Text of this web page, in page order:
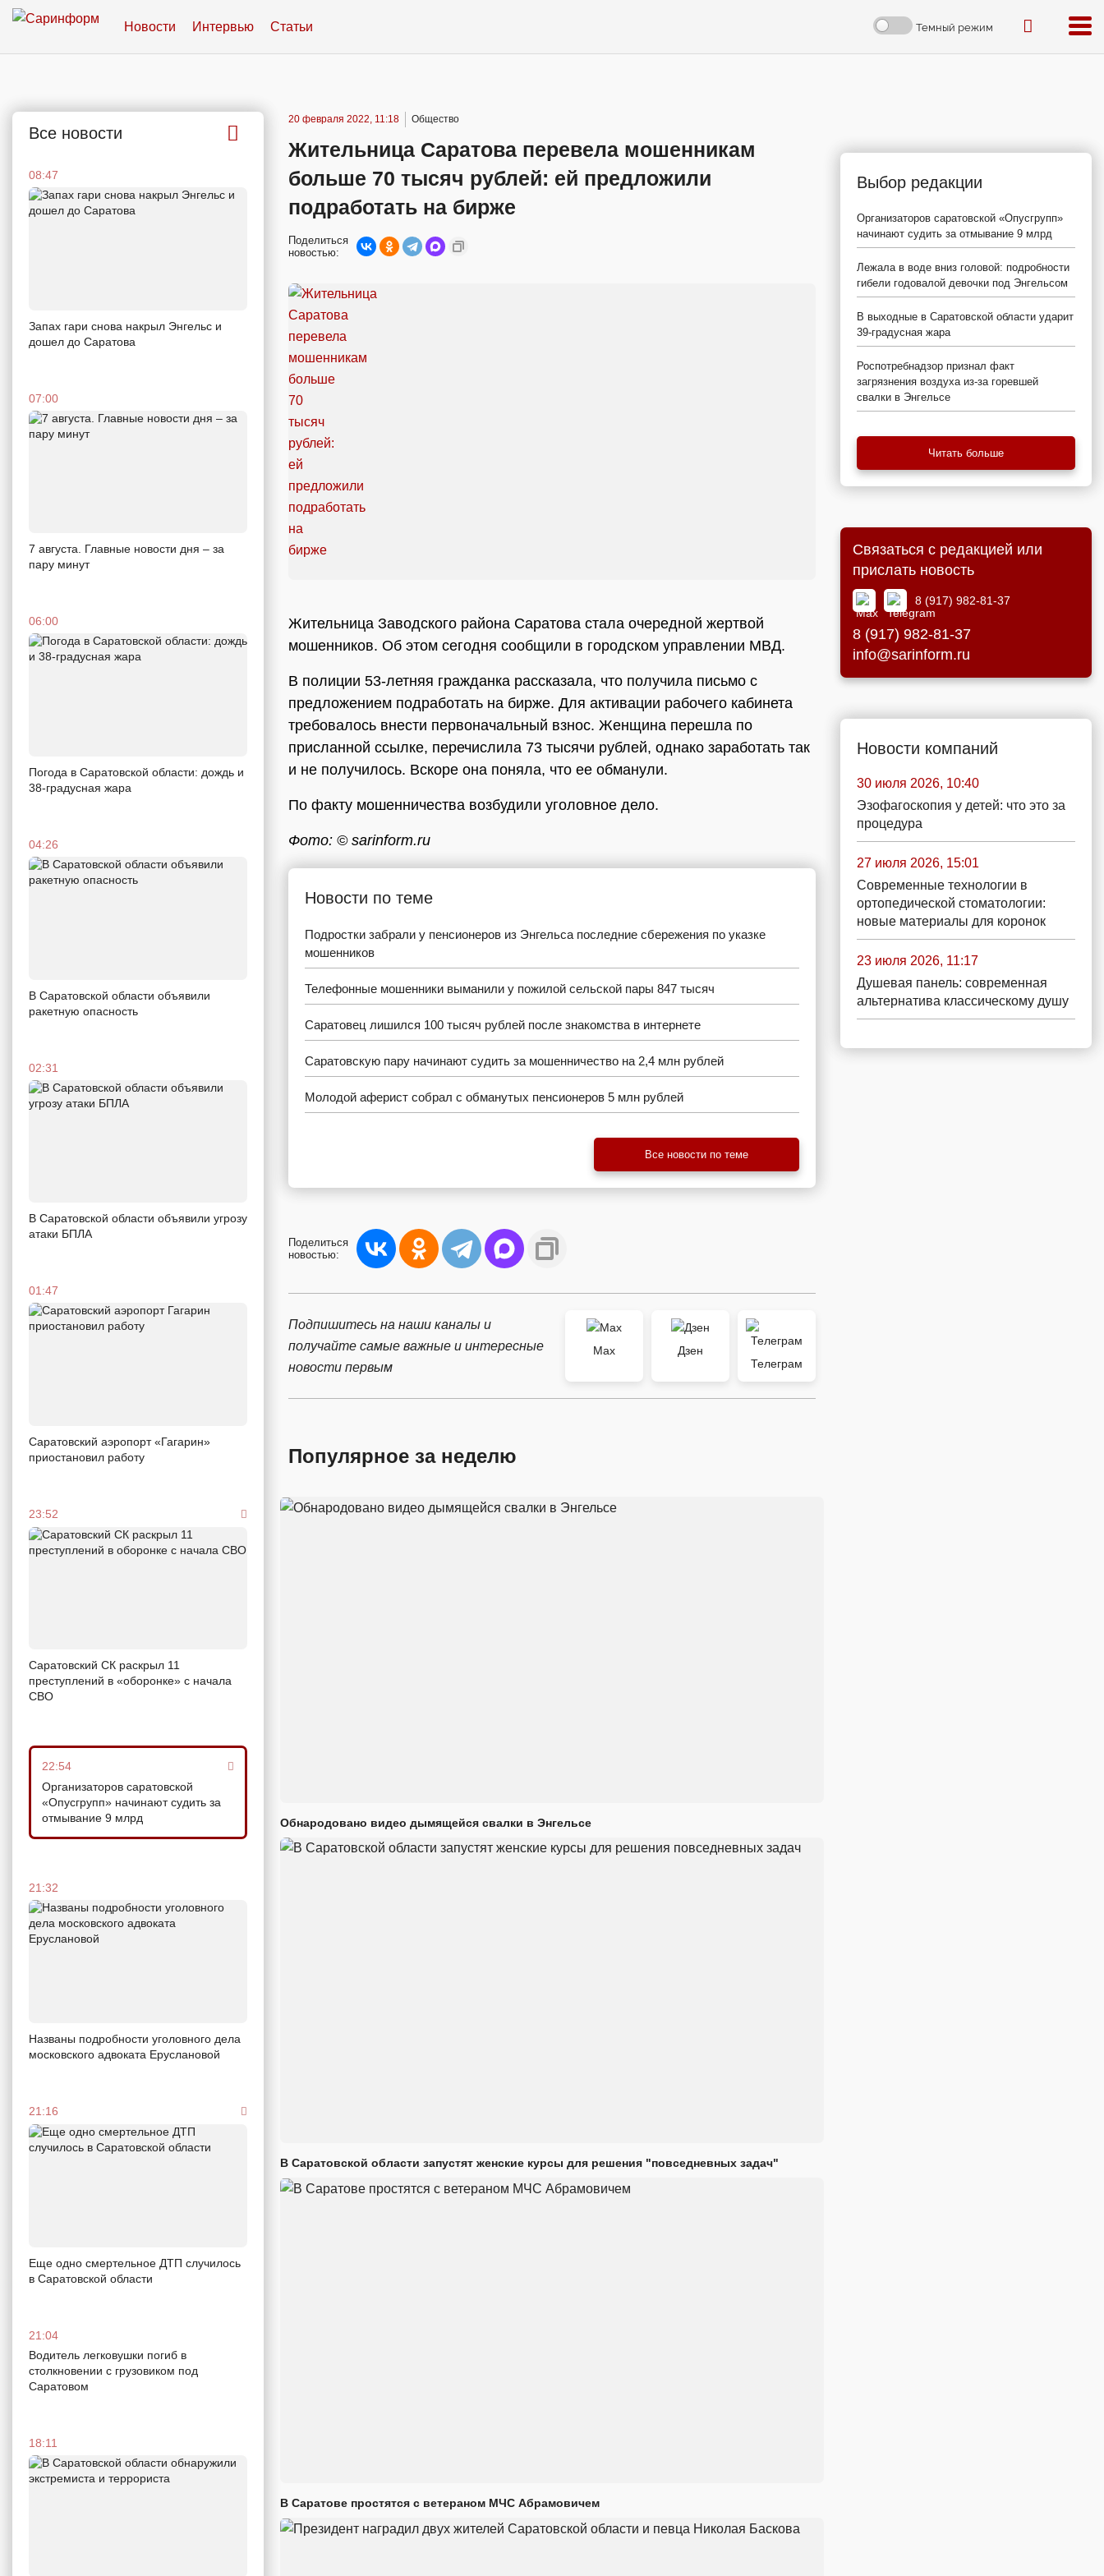
Новости Интервью Статьи Темный режим
Все новости
08:47
Запах гари снова накрыл Энгельс и
дошел до Саратова
07:00
7 августа. Главные новости дня – за
пару минут
06:00
Погода в Саратовской области: дождь и
38-градусная жара
04:26
В Саратовской области объявили
ракетную опасность
02:31
В Саратовской области объявили угрозу
атаки БПЛА
01:47
Саратовский аэропорт «Гагарин»
приостановил работу
23:52
Саратовский СК раскрыл 11
преступлений в «оборонке» с начала
СВО
22:54
Организаторов саратовской
«Опусгрупп» начинают судить за
отмывание 9 млрд
21:32
Названы подробности уголовного дела
московского адвоката Еруслановой
21:16
Еще одно смертельное ДТП случилось
в Саратовской области
21:04
Водитель легковушки погиб в
столкновении с грузовиком под
Саратовом
18:11
20 февраля 2022, 11:18 Общество
Жительница Саратова перевела мошенникам
больше 70 тысяч рублей: ей предложили
подработать на бирже
Поделиться
новостью:
Жительница Заводского района Саратова стала очередной жертвой
мошенников. Об этом сегодня сообщили в городском управлении МВД.
В полиции 53-летняя гражданка рассказала, что получила письмо с
предложением подработать на бирже. Для активации рабочего кабинета
требовалось внести первоначальный взнос. Женщина перешла по
присланной ссылке, перечислила 73 тысячи рублей, однако заработать так
и не получилось. Вскоре она поняла, что ее обманули.
По факту мошенничества возбудили уголовное дело.
Фото: © sarinform.ru
Новости по теме
Подростки забрали у пенсионеров из Энгельса последние сбережения по указке
мошенников
Телефонные мошенники выманили у пожилой сельской пары 847 тысяч
Саратовец лишился 100 тысяч рублей после знакомства в интернете
Саратовскую пару начинают судить за мошенничество на 2,4 млн рублей
Молодой аферист собрал с обманутых пенсионеров 5 млн рублей
Все новости по теме
Поделиться
новостью:
Подпишитесь на наши каналы и
получайте самые важные и интересные
новости первым
Max
Дзен
Телеграм
Популярное за неделю
Обнародовано видео дымящейся свалки в Энгельсе
В Саратовской области запустят женские курсы для решения "повседневных задач"
В Саратове простятся с ветераном МЧС Абрамовичем
Выбор редакции
Организаторов саратовской «Опусгрупп»
начинают судить за отмывание 9 млрд
Лежала в воде вниз головой: подробности
гибели годовалой девочки под Энгельсом
В выходные в Саратовской области ударит
39-градусная жара
Роспотребнадзор признал факт
загрязнения воздуха из-за горевшей
свалки в Энгельсе
Читать больше
Связаться с редакцией или
прислать новость
8 (917) 982-81-37
8 (917) 982-81-37
info@sarinform.ru
Новости компаний
30 июля 2026, 10:40
Эзофагоскопия у детей: что это за
процедура
27 июля 2026, 15:01
Современные технологии в
ортопедической стоматологии:
новые материалы для коронок
23 июля 2026, 11:17
Душевая панель: современная
альтернатива классическому душу